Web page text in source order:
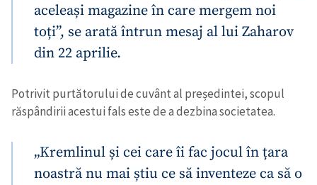
aceleași magazine în care mergem noi
toți”, se arată întrun mesaj al lui Zaharov
din 22 aprilie.
Potrivit purtătorului de cuvânt al președintei, scopul
răspândirii acestui fals este de a dezbina societatea.
„Kremlinul și cei care îi fac jocul în țara
noastră nu mai știu ce să inventeze ca să o